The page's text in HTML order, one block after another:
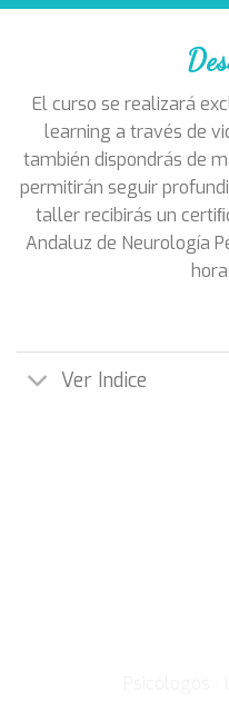
El curso se realizará
learning a través de
también dispondrás de
permitirán seguir
taller recibirás un
Andaluz de Neurología
Ver Indice